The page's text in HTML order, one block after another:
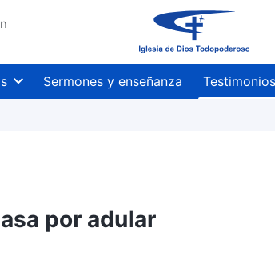
Sermones y enseñanza Testimonios
por adular